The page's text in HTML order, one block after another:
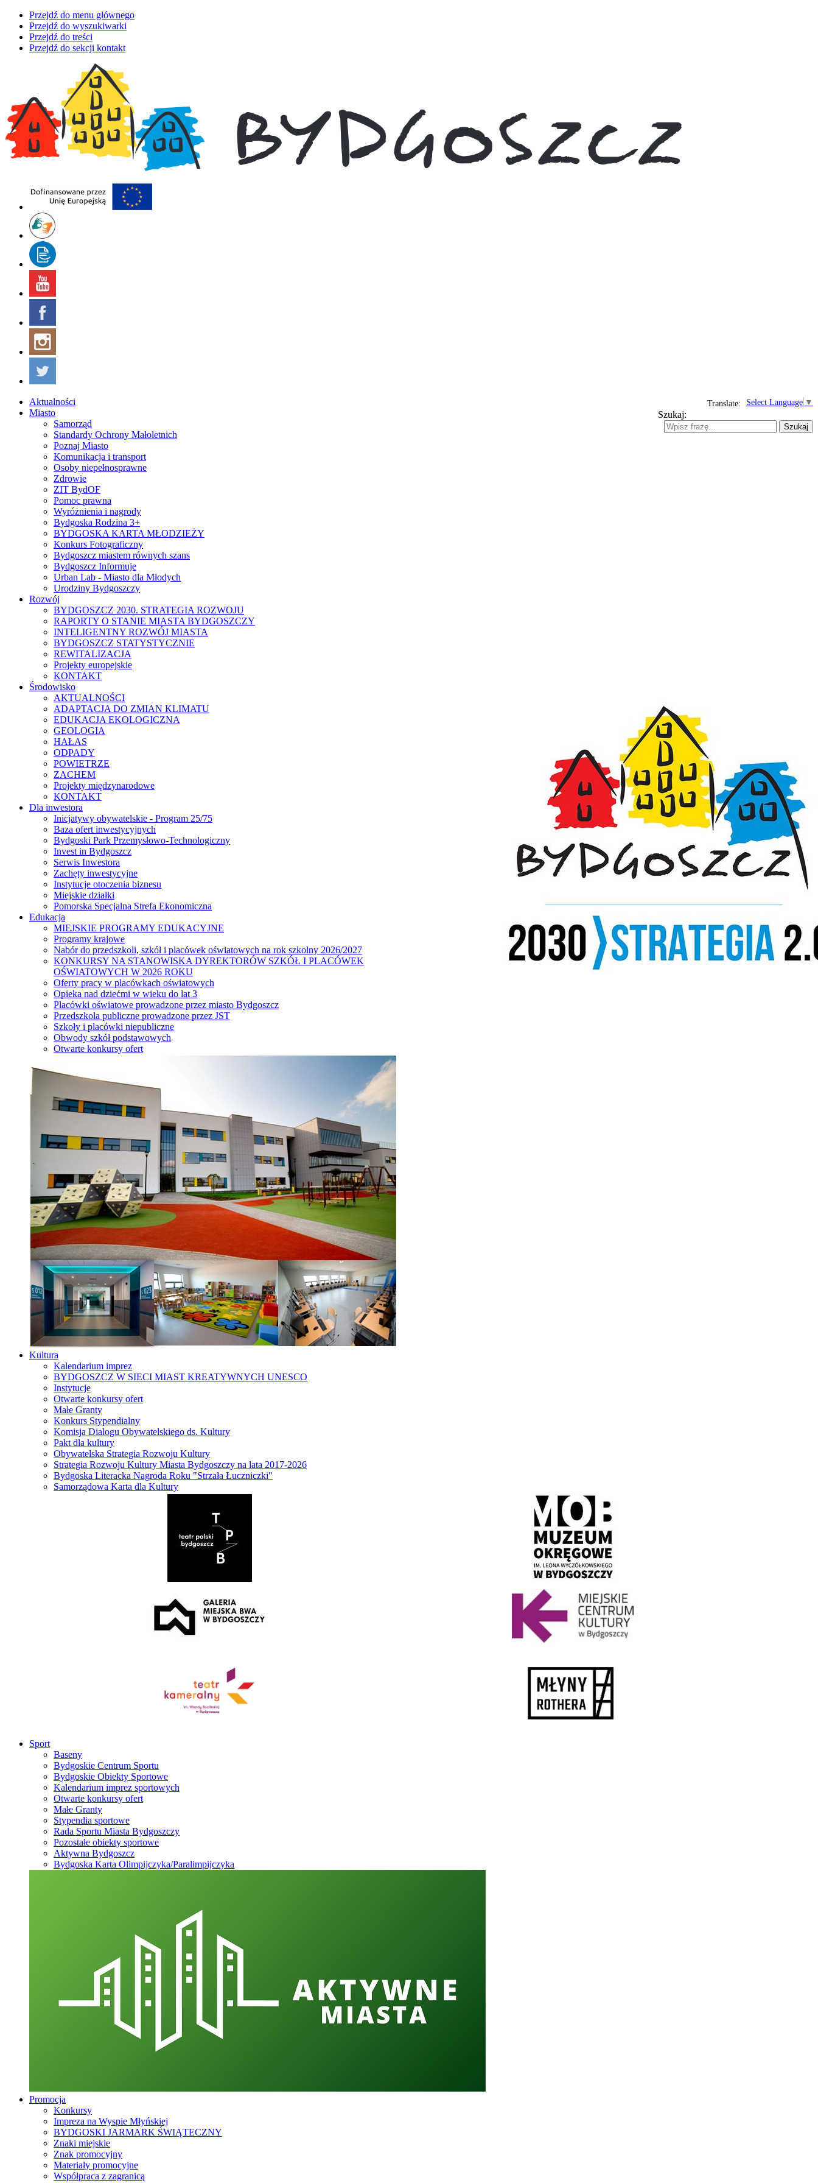
Przejdź do menu głównego
Przejdź do wyszukiwarki
Przejdź do treści
Przejdź do sekcji kontakt
Select Language ▼
Translate:
Szukaj:
Szukaj
Aktualności
Miasto
Samorząd
Standardy Ochrony Małoletnich
Poznaj Miasto
Komunikacja i transport
Osoby niepełnosprawne
Zdrowie
ZIT BydOF
Pomoc prawna
Wyróżnienia i nagrody
Bydgoska Rodzina 3+
BYDGOSKA KARTA MŁODZIEŻY
Konkurs Fotograficzny
Bydgoszcz miastem równych szans
Bydgoszcz Informuje
Urban Lab - Miasto dla Młodych
Urodziny Bydgoszczy
Rozwój
BYDGOSZCZ 2030. STRATEGIA ROZWOJU
RAPORTY O STANIE MIASTA BYDGOSZCZY
INTELIGENTNY ROZWÓJ MIASTA
BYDGOSZCZ STATYSTYCZNIE
REWITALIZACJA
Projekty europejskie
KONTAKT
Środowisko
AKTUALNOŚCI
ADAPTACJA DO ZMIAN KLIMATU
EDUKACJA EKOLOGICZNA
GEOLOGIA
HAŁAS
ODPADY
POWIETRZE
ZACHEM
Projekty międzynarodowe
KONTAKT
Dla inwestora
Inicjatywy obywatelskie - Program 25/75
Baza ofert inwestycyjnych
Bydgoski Park Przemysłowo-Technologiczny
Invest in Bydgoszcz
Serwis Inwestora
Zachęty inwestycyjne
Instytucje otoczenia biznesu
Miejskie działki
Pomorska Specjalna Strefa Ekonomiczna
Edukacja
MIEJSKIE PROGRAMY EDUKACYJNE
Programy krajowe
Nabór do przedszkoli, szkół i placówek oświatowych na rok szkolny 2026/2027
KONKURSY NA STANOWISKA DYREKTORÓW SZKÓŁ I PLACÓWEK
OŚWIATOWYCH W 2026 ROKU
Oferty pracy w placówkach oświatowych
Opieka nad dziećmi w wieku do lat 3
Placówki oświatowe prowadzone przez miasto Bydgoszcz
Przedszkola publiczne prowadzone przez JST
Szkoły i placówki niepubliczne
Obwody szkół podstawowych
Otwarte konkursy ofert
Kultura
Kalendarium imprez
BYDGOSZCZ W SIECI MIAST KREATYWNYCH UNESCO
Instytucje
Otwarte konkursy ofert
Małe Granty
Konkurs Stypendialny
Komisja Dialogu Obywatelskiego ds. Kultury
Pakt dla kultury
Obywatelska Strategia Rozwoju Kultury
Strategia Rozwoju Kultury Miasta Bydgoszczy na lata 2017-2026
Bydgoska Literacka Nagroda Roku "Strzała Łuczniczki"
Samorządowa Karta dla Kultury
Sport
Baseny
Bydgoskie Centrum Sportu
Bydgoskie Obiekty Sportowe
Kalendarium imprez sportowych
Otwarte konkursy ofert
Małe Granty
Stypendia sportowe
Rada Sportu Miasta Bydgoszczy
Pozostałe obiekty sportowe
Aktywna Bydgoszcz
Bydgoska Karta Olimpijczyka/Paralimpijczyka
Promocja
Konkursy
Impreza na Wyspie Młyńskiej
BYDGOSKI JARMARK ŚWIĄTECZNY
Znaki miejskie
Znak promocyjny
Materiały promocyjne
Współpraca z zagranicą